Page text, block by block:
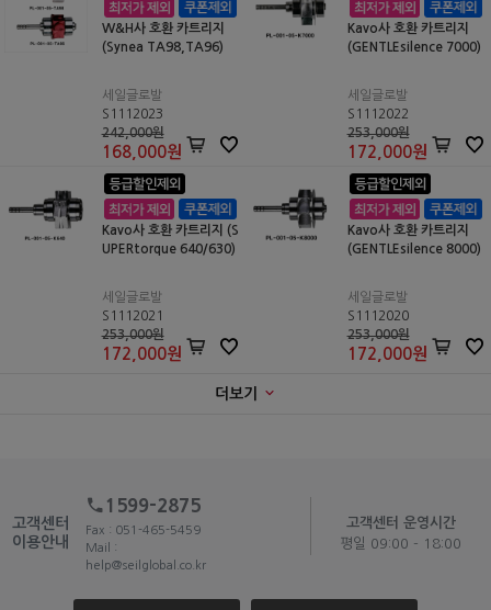
W&H사 호환 카트리지
(Synea TA98,TA96)
세일글로발
S1112023
242,000원
168,000원
Kavo사 호환 카트리지
(GENTLEsilence 7000)
세일글로발
S1112022
253,000원
172,000원
Kavo사 호환 카트리지 (S
UPERtorque 640/630)
세일글로발
S1112021
253,000원
172,000원
Kavo사 호환 카트리지
(GENTLEsilence 8000)
세일글로발
S1112020
253,000원
172,000원
더보기
고객센터
이용안내
1599-2875
Fax : 051-465-5459
Mail :
help@seilglobal.co.kr
고객센터 운영시간
평일 09:00 - 18:00